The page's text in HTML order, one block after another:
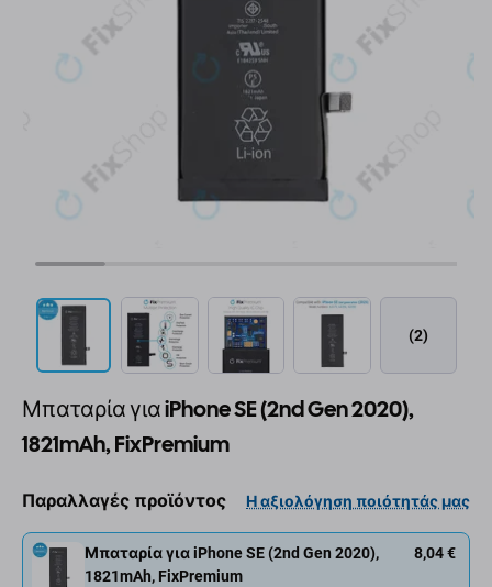
(2)
Μπαταρία για iPhone SE (2nd Gen 2020),
1821mAh, FixPremium
Παραλλαγές προϊόντος Η αξιολόγηση ποιότητάς μας
Μπαταρία για iPhone SE (2nd Gen 2020),
1821mAh, FixPremium
8,04 €